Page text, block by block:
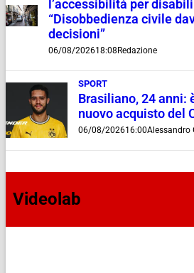
l’accessibilità per
“Disobbedienza civile
decisioni”
06/08/202618:08Redazione
SPORT
Brasiliano, 24 anni:
nuovo acquisto del
06/08/202616:00Alessandro
Videolab